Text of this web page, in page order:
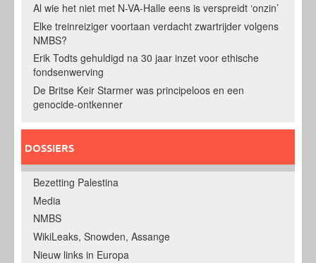
Al wie het niet met N-VA-Halle eens is verspreidt ‘onzin’
Elke treinreiziger voortaan verdacht zwartrijder volgens
NMBS?
Erik Todts gehuldigd na 30 jaar inzet voor ethische
fondsenwerving
De Britse Keir Starmer was principeloos en een
genocide-ontkenner
DOSSIERS
Bezetting Palestina
Media
NMBS
WikiLeaks, Snowden, Assange
Nieuw links in Europa